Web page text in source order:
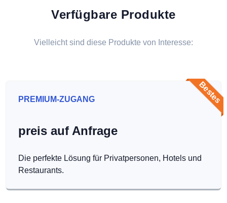
Verfügbare Produkte
Vielleicht sind diese Produkte von Interesse:
Bestes
PREMIUM-ZUGANG
preis auf Anfrage
Die perfekte Lösung für Privatpersonen, Hotels und
Restaurants.